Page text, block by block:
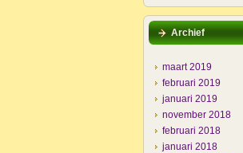
Archief
maart 2019
februari 2019
januari 2019
november 2018
februari 2018
januari 2018